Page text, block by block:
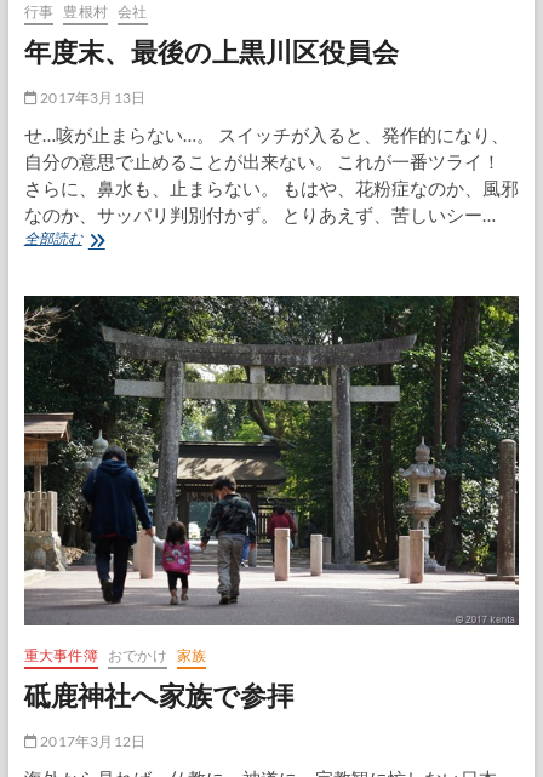
行事 豊根村 会社
年度末、最後の上黒川区役員会
2017年3月13日
せ…咳が止まらない…。 スイッチが入ると、発作的になり、
自分の意思で止めることが出来ない。 これが一番ツライ！
さらに、鼻水も、止まらない。 もはや、花粉症なのか、風邪
なのか、サッパリ判別付かず。 とりあえず、苦しいシー…
全部読む年
最
後
の
黒
川
区
役
員
会
重大事件簿 おでかけ 家族
砥鹿神社へ家族で参拝
2017年3月12日